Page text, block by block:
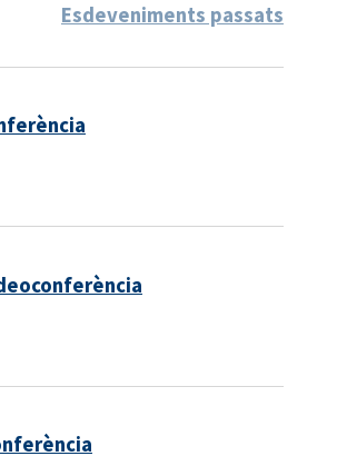
Esdeveniments passats